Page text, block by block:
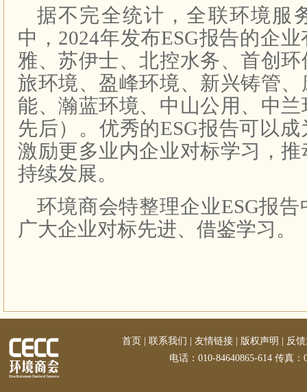
据不完全统计，全联环境服
中，2024年发布ESG报告的企
雅、苏伊士、北控水务、首创
旅环境、盈峰环境、新兴铸管
能、瀚蓝环境、中山公用、中
先后）。优秀的ESG报告可以
激励更多业内企业对标学习，
持续发展。
环境商会特整理企业ESG报
广大企业对标先进、借鉴学习。
首页 联系我们 友情链接 版权声明
反
电话：010-84640865-614 传真